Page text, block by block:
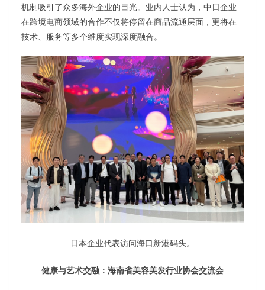
机制吸引了众多海外企业的目光。业内人士认为，中日企业
在跨境电商领域的合作不仅将停留在商品流通层面，更将在
技术、服务等多个维度实现深度融合。
日本企业代表访问海口新港码头。
健康与艺术交融：海南省美容美发行业协会交流会